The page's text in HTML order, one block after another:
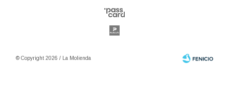
© Copyright 2026 / La Molienda